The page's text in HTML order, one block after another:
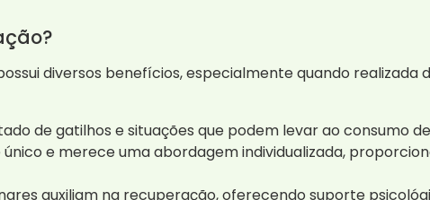
diversos benefícios, especialmente quando realizada
de gatilhos e situações que podem levar ao consumo
único e merece uma abordagem individualizada,
auxiliam na recuperação, oferecendo suporte